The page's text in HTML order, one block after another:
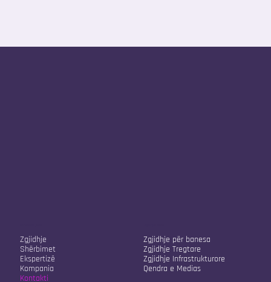
Zgjidhje
Shërbimet
Ekspertizë
Kompania
Kontakti
Zgjidhje për banesa
Zgjidhje Tregtare
Zgjidhje Infrastrukturore
Qendra e Medias